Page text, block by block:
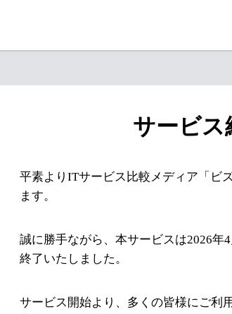
サービス
平素よりITサービス比較メディア「ビ
ます。
誠に勝手ながら、本サービスは2026年
終了いたしました。
サービス開始より、多くの皆様にご利